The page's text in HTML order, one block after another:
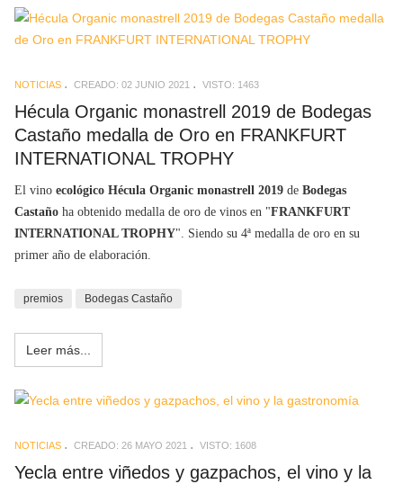
NOTICIAS CREADO: 02 JUNIO 2021 VISTO: 1463
Hécula Organic monastrell 2019 de Bodegas
Castaño medalla de Oro en FRANKFURT
INTERNATIONAL TROPHY
El vino ecológico Hécula Organic monastrell 2019 de Bodegas
Castaño ha obtenido medalla de oro de vinos en "FRANKFURT
INTERNATIONAL TROPHY". Siendo su 4ª medalla de oro en su
primer año de elaboración.
premios Bodegas Castaño
Leer más...
NOTICIAS CREADO: 26 MAYO 2021 VISTO: 1608
Yecla entre viñedos y gazpachos, el vino y la